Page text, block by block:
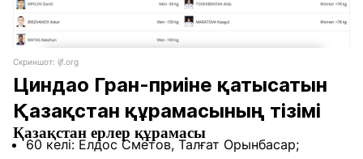
Скриншот: ijf.org
Циндао Гран-приіне қатысатын
Қазақстан құрамасының тізімі
Қазақстан ерлер құрамасы
60 келі: Елдос Сметов, Талғат Орынбасар;